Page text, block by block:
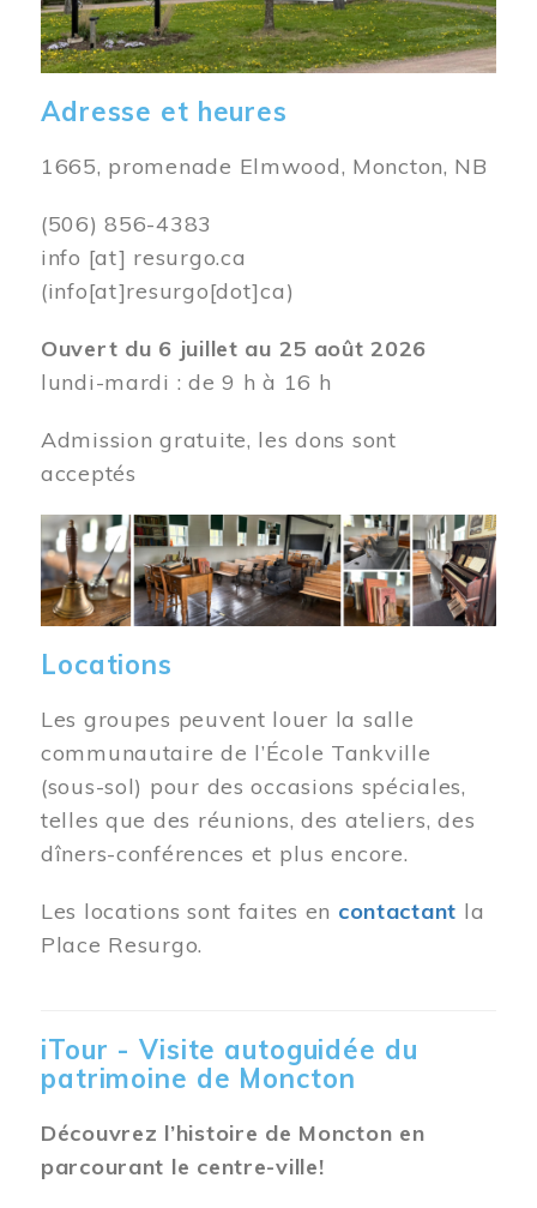
Adresse et heures
1665, promenade Elmwood, Moncton, NB
(506) 856-4383
info [at] resurgo.ca
(info[at]resurgo[dot]ca)
Ouvert du 6 juillet au 25 août 2026
lundi-mardi : de 9 h à 16 h
Admission gratuite, les dons sont
acceptés
Image
Locations
Les groupes peuvent louer la salle
communautaire de l’École Tankville
(sous-sol) pour des occasions spéciales,
telles que des réunions, des ateliers, des
dîners-conférences et plus encore.
Les locations sont faites en contactant la
Place Resurgo.
iTour - Visite autoguidée du
patrimoine de Moncton
Découvrez l’histoire de Moncton en
parcourant le centre-ville!